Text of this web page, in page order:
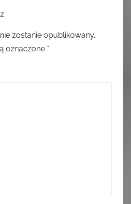
zostanie opublikowany.
oznaczone *